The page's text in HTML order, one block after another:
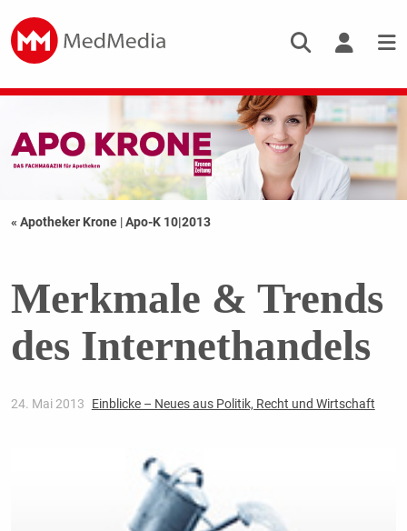
« Apotheker Krone |Apo-K 10|2013
Merkmale & Trends
des Internethandels
24. Mai 2013 Einblicke – Neues aus Politik, Recht und Wirtschaft